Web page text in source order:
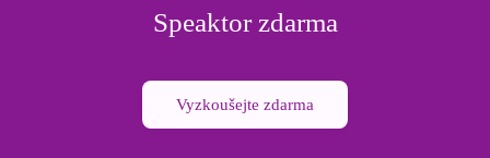
Speaktor zdarma
Vyzkoušejte zdarma